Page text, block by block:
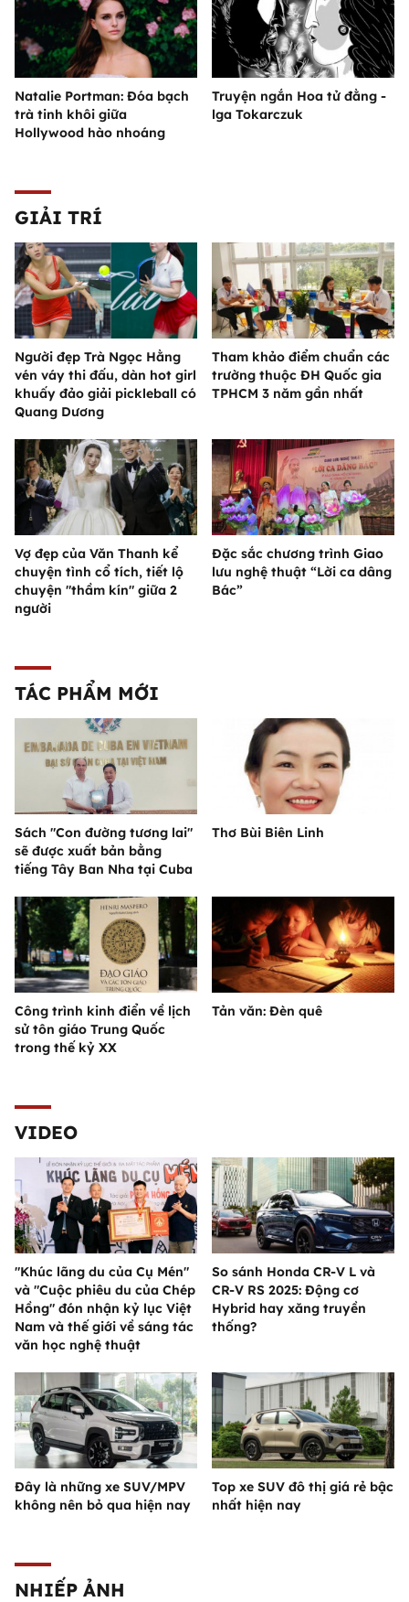
Natalie Portman: Đóa bạch
trà tinh khôi giữa
Hollywood hào nhoáng
Truyện ngắn Hoa tử đằng -
lga Tokarczuk
GIẢI TRÍ
Người đẹp Trà Ngọc Hằng
vén váy thi đấu, dàn hot girl
khuấy đảo giải pickleball có
Quang Dương
Tham khảo điểm chuẩn các
trường thuộc ĐH Quốc gia
TPHCM 3 năm gần nhất
Vợ đẹp của Văn Thanh kể
chuyện tình cổ tích, tiết lộ
chuyện "thầm kín" giữa 2
người
Đặc sắc chương trình Giao
lưu nghệ thuật “Lời ca dâng
Bác”
TÁC PHẨM MỚI
Sách "Con đường tương lai"
sẽ được xuất bản bằng
tiếng Tây Ban Nha tại Cuba
Thơ Bùi Biên Linh
Công trình kinh điển về lịch
sử tôn giáo Trung Quốc
trong thế kỷ XX
Tản văn: Đèn quê
VIDEO
"Khúc lãng du của Cụ Mén"
và "Cuộc phiêu du của Chép
Hồng" đón nhận kỷ lục Việt
Nam và thế giới về sáng tác
văn học nghệ thuật
So sánh Honda CR-V L và
CR-V RS 2025: Động cơ
Hybrid hay xăng truyền
thống?
Đây là những xe SUV/MPV
không nên bỏ qua hiện nay
Top xe SUV đô thị giá rẻ bậc
nhất hiện nay
NHIẾP ẢNH